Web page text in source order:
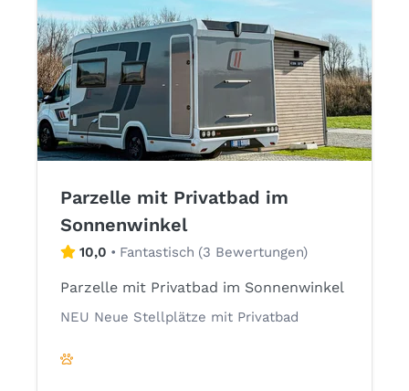
Parzelle mit Privatbad im
Sonnenwinkel
10,0 • Fantastisch (3 Bewertungen)
Parzelle mit Privatbad im Sonnenwinkel
NEU Neue Stellplätze mit Privatbad